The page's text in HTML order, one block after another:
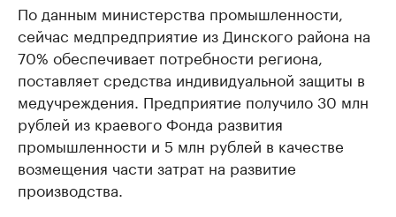
По данным министерства промышленности,
сейчас медпредприятие из Динского района на
70% обеспечивает потребности региона,
поставляет средства индивидуальной защиты в
медучреждения. Предприятие получило 30 млн
рублей из краевого Фонда развития
промышленности и 5 млн рублей в качестве
возмещения части затрат на развитие
производства.